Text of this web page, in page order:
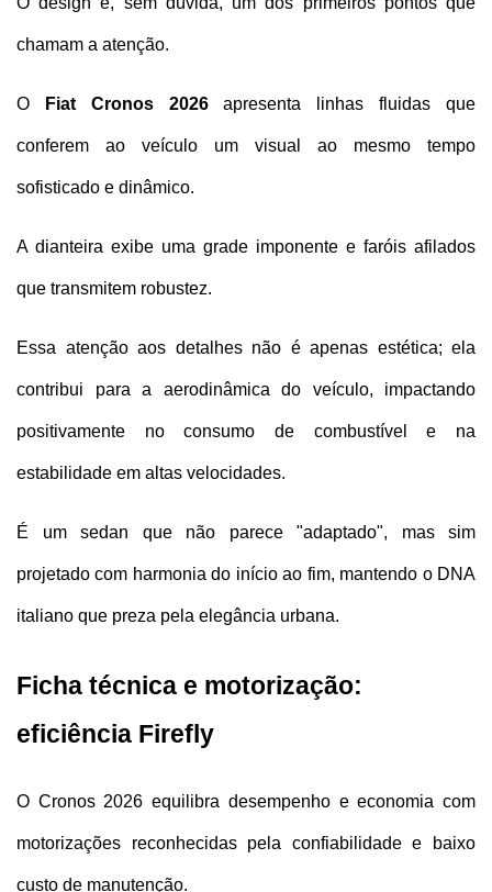
chamam a atenção.
O Fiat Cronos 2026 apresenta linhas fluidas que
conferem ao veículo um visual ao mesmo tempo
sofisticado e dinâmico.
A dianteira exibe uma grade imponente e faróis afilados
que transmitem robustez.
Essa atenção aos detalhes não é apenas estética; ela
contribui para a aerodinâmica do veículo, impactando
positivamente no consumo de combustível e na
estabilidade em altas velocidades.
É um sedan que não parece "adaptado", mas sim
projetado com harmonia do início ao fim, mantendo o DNA
italiano que preza pela elegância urbana.
Ficha técnica e motorização:
eficiência Firefly
O Cronos 2026 equilibra desempenho e economia com
motorizações reconhecidas pela confiabilidade e baixo
custo de manutenção.